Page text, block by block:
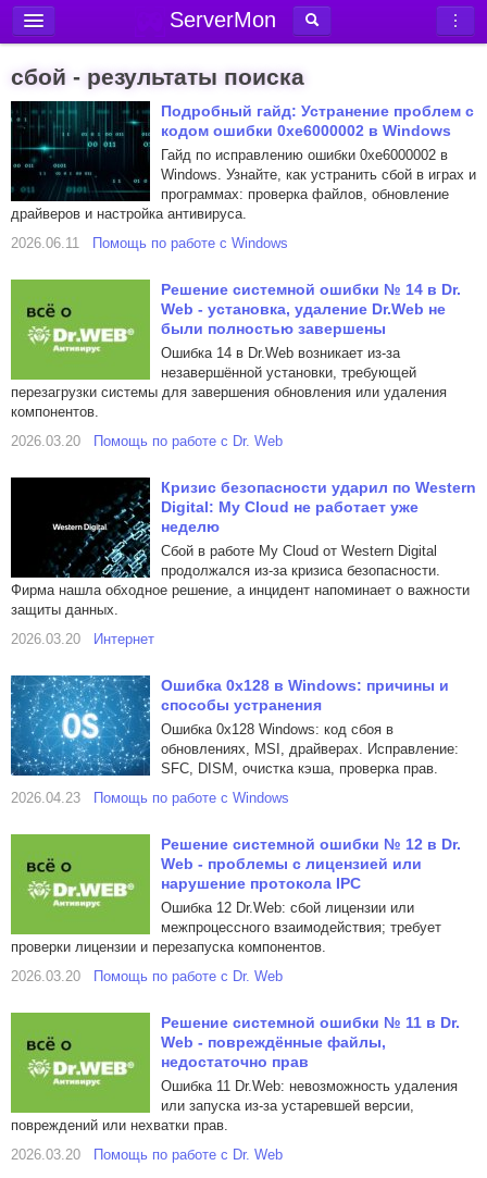
ServerMon
Новости
Блог
Статьи
Форум
Вход в аккаунт
сбой - результаты поиска
Подробный гайд: Устранение проблем с
кодом ошибки 0xe6000002 в Windows
Гайд по исправлению ошибки 0xe6000002 в
Windows. Узнайте, как устранить сбой в играх и
программах: проверка файлов, обновление
драйверов и настройка антивируса.
2026.06.11
Помощь по работе с Windows
Решение системной ошибки № 14 в Dr.
Web - установка, удаление Dr.Web не
были полностью завершены
Ошибка 14 в Dr.Web возникает из-за
незавершённой установки, требующей
перезагрузки системы для завершения обновления или удаления
компонентов.
2026.03.20
Помощь по работе с Dr. Web
Кризис безопасности ударил по Western
Digital: My Cloud не работает уже
неделю
Сбой в работе My Cloud от Western Digital
продолжался из-за кризиса безопасности.
Фирма нашла обходное решение, а инцидент напоминает о важности
защиты данных.
2026.03.20
Интернет
Ошибка 0x128 в Windows: причины и
способы устранения
Ошибка 0x128 Windows: код сбоя в
обновлениях, MSI, драйверах. Исправление:
SFC, DISM, очистка кэша, проверка прав.
2026.04.23
Помощь по работе с Windows
Решение системной ошибки № 12 в Dr.
Web - проблемы с лицензией или
нарушение протокола IPC
Ошибка 12 Dr.Web: сбой лицензии или
межпроцессного взаимодействия; требует
проверки лицензии и перезапуска компонентов.
2026.03.20
Помощь по работе с Dr. Web
Решение системной ошибки № 11 в Dr.
Web - повреждённые файлы,
недостаточно прав
Ошибка 11 Dr.Web: невозможность удаления
или запуска из-за устаревшей версии,
повреждений или нехватки прав.
2026.03.20
Помощь по работе с Dr. Web